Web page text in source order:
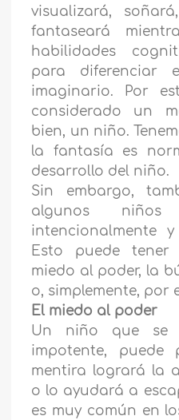
visualizará,
fantaseará
habilidades
para
imaginario. Por
considerado un
bien, un niño.
la fantasía es
desarrollo del niño.
Sin embargo,
algunos niños
intencionalmente
Esto puede tener
miedo al poder, la
o, simplemente, por
El miedo al poder
Un niño que se
impotente,
mentira logrará la
o lo ayudará a
es muy común en